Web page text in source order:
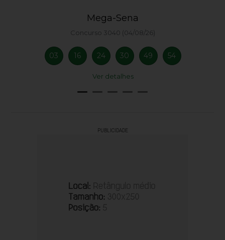
Mega-Sena
Concurso 3040 (04/08/26)
03 16 24 30 49 54
Ver detalhes
PUBLICIDADE